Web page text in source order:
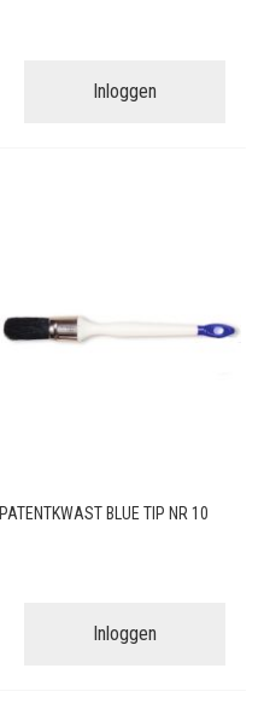
Inloggen
PATENTKWAST BLUE TIP NR 10
Inloggen